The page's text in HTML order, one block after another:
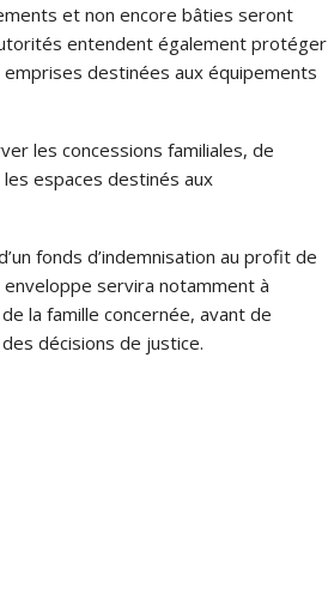
et non encore bâties seront
entendent également protéger
destinées aux équipements
les concessions familiales, de
espaces destinés aux
fonds d’indemnisation au profit de
enveloppe servira notamment à
la famille concernée, avant de
décisions de justice.